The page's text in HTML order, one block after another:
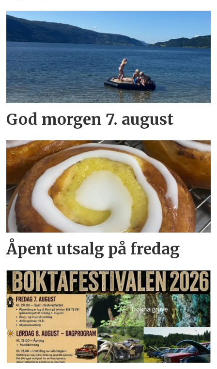
God morgen 7. august
Åpent utsalg på fredag